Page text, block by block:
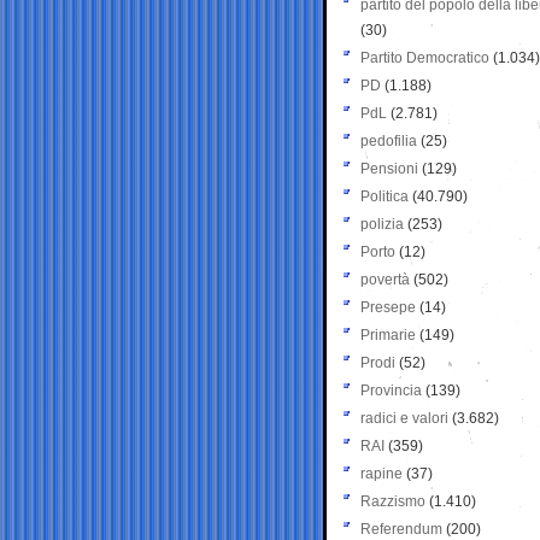
partito del popolo della
(30)
Partito Democratico (1.034)
PD (1.188)
PdL (2.781)
pedofilia (25)
Pensioni (129)
Politica (40.790)
polizia (253)
Porto (12)
povertà (502)
Presepe (14)
Primarie (149)
Prodi (52)
Provincia (139)
radici e valori (3.682)
RAI (359)
rapine (37)
Razzismo (1.410)
Referendum (200)